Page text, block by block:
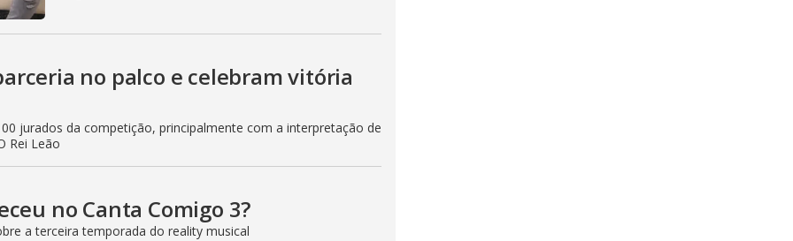
no palco e celebram vitória
jurados da competição, principalmente com a interpretação de
Rei Leão
no Canta Comigo 3?
a terceira temporada do reality musical